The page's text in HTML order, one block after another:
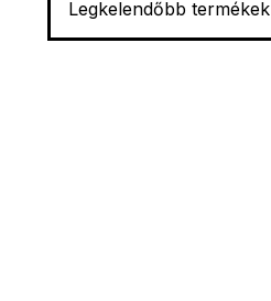
Legkelendőbb termékek